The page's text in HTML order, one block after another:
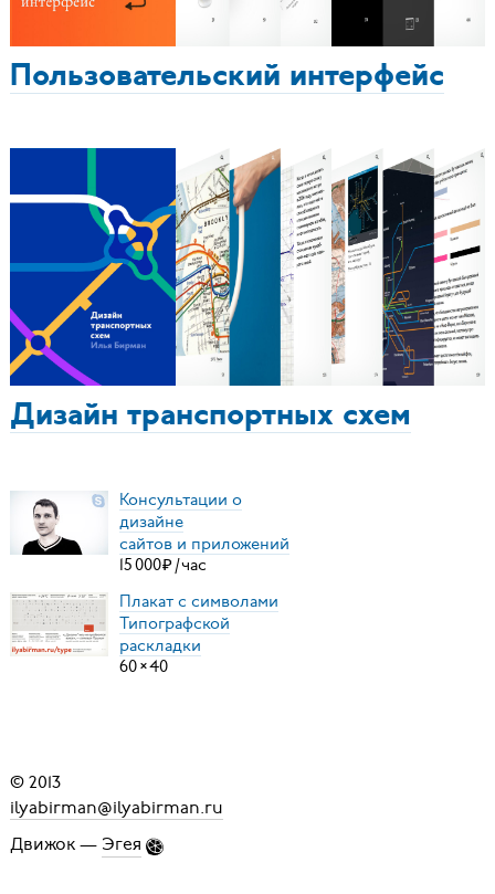
Пользовательский интерфейс
Дизайн транспортных схем
Консультации о
дизайне
сайтов и приложений
15000₽ /час
Плакат с символами
Типографской
раскладки
60×40
© 2013
ilyabirman@ilyabirman.ru
Движок — Эгея